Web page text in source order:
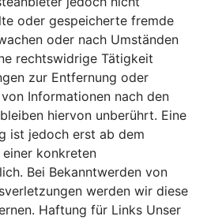
oder gespeicherte fremde
oder nach Umständen
rechtswidrige Tätigkeit
zur Entfernung oder
Informationen nach den
hiervon unberührt. Eine
ist jedoch erst ab dem
konkreten
Bei Bekanntwerden von
werden wir diese
Haftung für Links Unser